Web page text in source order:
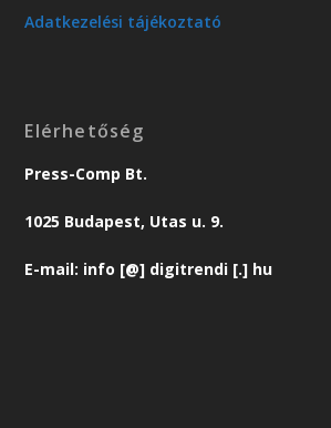
Adatkezelési tájékoztató
Elérhetőség
Press-Comp Bt.
1025 Budapest, Utas u. 9.
E-mail: info [@] digitrendi [.] hu